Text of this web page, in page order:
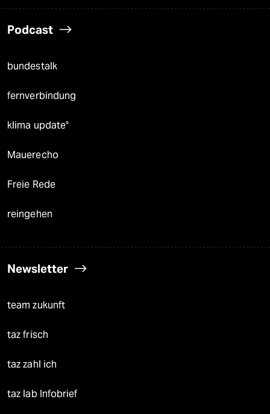
Podcast
bundestalk
fernverbindung
klima update°
Mauerecho
Freie Rede
reingehen
Newsletter
team zukunft
taz frisch
taz zahl ich
taz lab Infobrief